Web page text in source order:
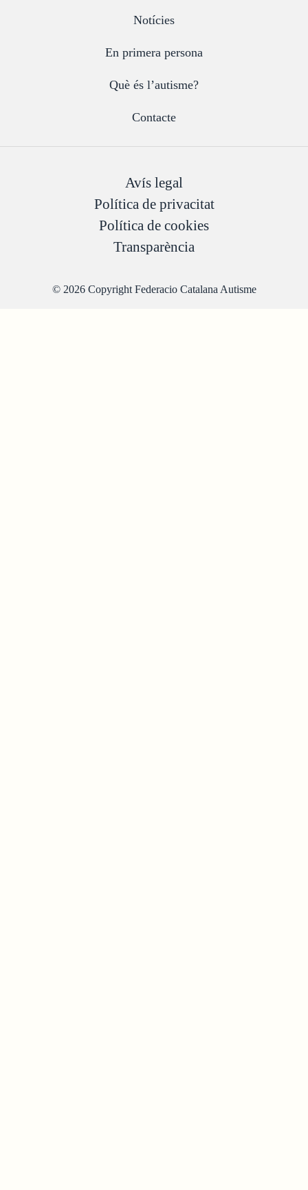
Notícies
En primera persona
Què és l’autisme?
Contacte
Avís legal
Política de privacitat
Política de cookies
Transparència
© 2026 Copyright Federacio Catalana Autisme